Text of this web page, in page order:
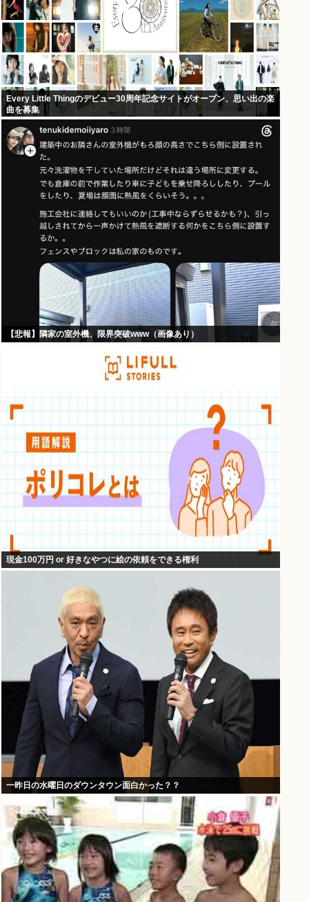
Every Little Thingのデビュー30周年記念サイトがオープン、思い出の楽
曲を募集
【悲報】隣家の室外機、限界突破www（画像あり）
現金100万円 or 好きなやつに絵の依頼をできる権利
一昨日の水曜日のダウンタウン面白かった？？